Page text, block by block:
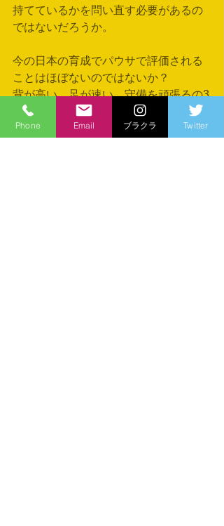
持てているかを問い直す必要があるの
ではないだろうか。
今の日本の育成でパウサで評価される
ことはほぼないのではないか？
背が高い、足が速い、守備を頑張るの3
本柱の育成。
今回のW杯では、オリーゼの圧倒的パ
Phone Email ブラクラ Twitter